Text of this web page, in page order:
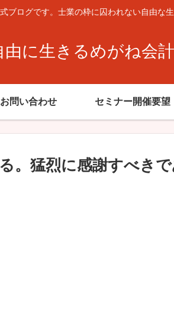
ログです。士業の枠に囚われない自由な
由に生きるめがね会
お問い合わせ セミナー開催要望
。猛烈に感謝すべきで